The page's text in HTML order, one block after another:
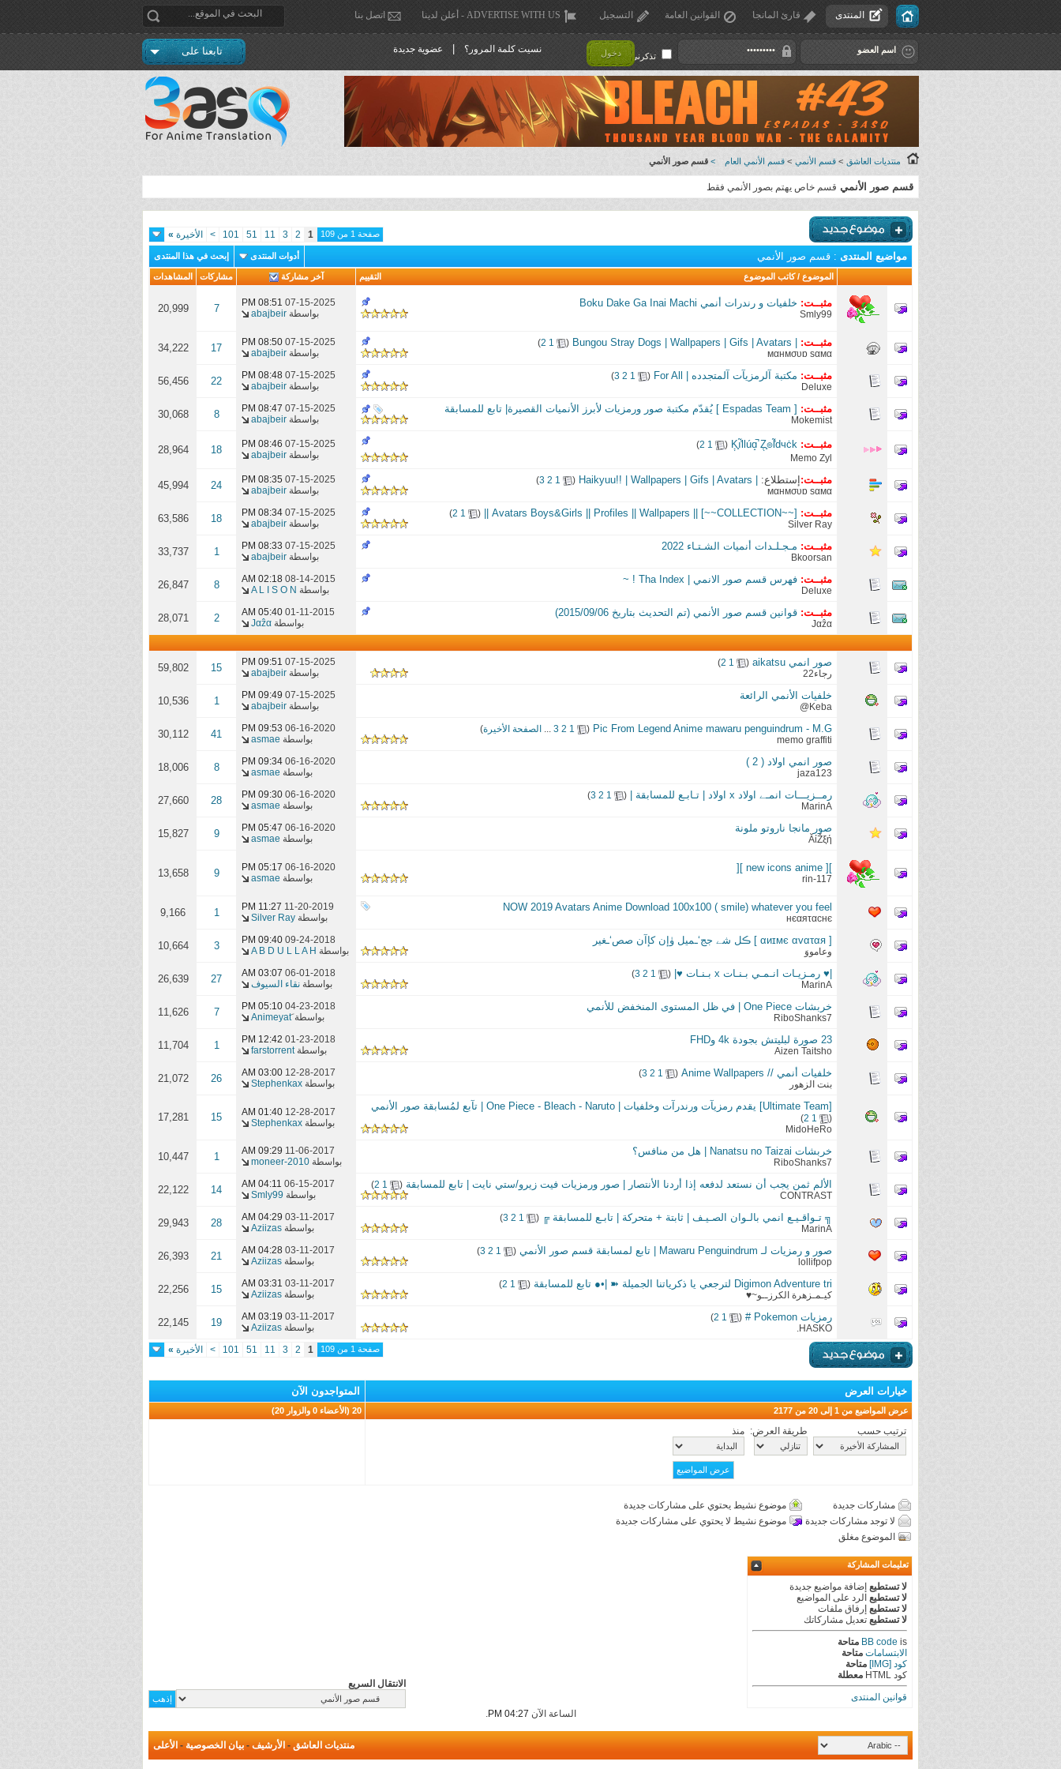
المنتدى قارئ المانجا القوانين العامة التسجيل ADVERTISE WITH US - أعلن لدينا اتصل بنا
تذكرني ! دخول نسيت كلمة المرور؟ عضوية جديدة تابعنا على
منتديات العاشق > قسم الأنمي > قسم الأنمي العام > قسم صور الأنمي
قسم صور الأنمي قسم خاص يهتم بصور الأنمي فقط
صفحة 1 من 109 1
2
3
11
51
101
> الأخيرة »
مواضيع المنتدى : قسم صور الأنمي أدوات المنتدى إبحث في هذا المنتدى
التقييم الموضوع /كاتب الموضوع آخر مشاركة مشاركات المشاهدات
مثبــت: خلفيات و رندرات أنمي Boku Dake Ga Inai Machi
Smly99
07-15-2025
08:51 PM
بواسطة abajbeir
7
20,999
مثبــت: (
1
2
)
мαнмσυɒ sαмα
07-15-2025
08:50 PM
بواسطة abajbeir
17
34,222
مثبــت: مكتبة آلرمزيآت آلمتجدده | For All (
1
2
3
)
Deluxe
07-15-2025
08:48 PM
بواسطة abajbeir
22
56,456
مثبــت: [ Espadas Team ] يُقدّم مكتبة صور ورمزيات لأبرز الأنميات القصيرة| تابع للمسابقة
Mokemist
07-15-2025
08:47 PM
بواسطة abajbeir
8
30,068
مثبــت: Ḳ̣̣̣̥ı̃̾llúɑ̝̚ Ẓ̣̣̣̥๏l̃̾dчċk
(
1
2
)
Memo Zyl
07-15-2025
08:46 PM
بواسطة abajbeir
18
28,964
مثبــت: إستطلاع: (
1
2
3
)
мαнмσυɒ sαмα
07-15-2025
08:35 PM
بواسطة abajbeir
24
45,994
مثبــت: [~~COLLECTION~~] || Avatars Boys&Girls || Profiles || Wallpapers ||
(
1
2
)
Silver Ray
07-15-2025
08:34 PM
بواسطة abajbeir
18
63,586
مثبــت: مـجـلـدات أنميات الشـتـاء 2022
Bkoorsan
07-15-2025
08:33 PM
بواسطة abajbeir
1
33,737
مثبــت: فهرس قسم صور الانمي | Tha Index ! ~
Deluxe
08-14-2015
02:18 AM
بواسطة A L I S O N
8
26,847
مثبــت: قوانين قسم صور الأنمي (تم التحديث بتاريخ 2015/09/06)
Јαẑα
01-11-2015
05:40 AM
بواسطة Јαẑα
2
28,071
صور انمي aikatsu (
1
2
)
رجاء22
07-15-2025
09:51 PM
بواسطة abajbeir
15
59,802
خلفيات الأنمي الرائعة
Keba@
07-15-2025
09:49 PM
بواسطة abajbeir
1
10,536
Pic From Legend Anime mawaru penguindrum - M.G
(
1
2
3
... الصفحة الأخيرة)
memo graffiti
06-16-2020
09:53 PM
بواسطة asmae
41
30,112
صور انمي اولاد ( 2 )
jaza123
06-16-2020
09:34 PM
بواسطة asmae
8
18,006
رمــزيـــات انمـﮯ اولاد x اولاد | تـابـع للمسابقة | (
1
2
3
)
MarinA
06-16-2020
09:30 PM
بواسطة asmae
28
27,660
صور مانجا ناروتو ملونة
ĂίŽξή
06-16-2020
05:47 PM
بواسطة asmae
9
15,827
][ new icons anime ][
rin-117
06-16-2020
05:17 PM
بواسطة asmae
9
13,658
NOW 2019 Avatars Anime Download 100x100 ( smile) whatever you feel
нєαяταcнє
11-20-2019
11:27 PM
بواسطة Silver Ray
1
9,166
[ αиɪмє αvαταя ] ڪل شے جج‘ـميل ۈإن كإآن صص‘ـغير
وعامووَ
09-24-2018
09:40 PM
بواسطة A B D U L L A H
3
10,664
|♥ رمـزيـات انـمـي بـنـات x بـنـات ♥| (
1
2
3
)
MarinA
06-01-2018
03:07 AM
بواسطة نقاء السيوف 27
26,639
خربشات One Piece | في ظل المستوى المنخفض للأنمي
RiboShanks7
04-23-2018
05:10 PM
بواسطة
7
11,626
23 صورة لبليتش بجودة 4k وFHD
Aizen Taitsho
01-23-2018
12:42 PM
بواسطةfarstorrent
1
11,704
خلفيات أنمي // Anime Wallpapers (
1
2
3
)
بنت الزهور
12-28-2017
03:00 AM
بواسطة Stephenkax
26
21,072
[Ultimate Team] يقدم رمزيآت ورندرآت وخلفيات | One Piece - Bleach - Naruto | تآبع لمُسابقة صور الأنمي
(
1
2
)
MidoHeRo
12-28-2017
01:40 AM
بواسطة Stephenkax
15
17,281
خربشات Nanatsu no Taizai | هل من منافس؟
RiboShanks7
11-06-2017
09:29 AM
بواسطة moneer-2010
1
10,447
الألم ثمن يجب أن نستعد لدفعه إذا أردنا الأنتصار | صور ورمزيات فيت زيرو/ستي نايت | تابع للمسابقة (
1
2
)
CONTRAST
06-15-2017
04:11 AM
بواسطة Smly99
14
22,122
╗ تـواقـيـع انمي بالـوان الصـيـف | ثابتة + متحركة | تابـع للمسابقة ╔ (
1
2
3
)
MarinA
03-11-2017
04:29 AM
بواسطة Aziizas
28
29,943
صور و رمزيات لـ Mawaru Penguindrum | تابع لمسابقة قسم صور الأنمي (
1
2
3
)
lollifpop
03-11-2017
04:28 AM
بواسطة Aziizas
21
26,393
Digimon Adventure tri لترجعي يا ذكرياتنا الجميلة ➽ |•● تابع للمسابقة (
1
2
)
كيـمـزهرة الكرزــو~♥
03-11-2017
03:31 AM
بواسطة Aziizas
15
22,256
رمزيات Pokemon # (
1
2
)
HASKO.
03-11-2017
03:19 AM
بواسطة Aziizas
19
22,145
صفحة 1 من 109 1
2
3
11
51
101
> الأخيرة »
خيارات العرض المتواجدون الآن
عرض المواضيع من 1 إلى 20 من 2177 20 (الأعضاء 0 والزوار 20)
ترتيب حسب طريقة العرض: منذ
مشاركات جديدة
موضوع نشيط يحتوي على مشاركات جديدة
لا توجد مشاركات جديدة
موضوع نشيط لا يحتوي على مشاركات جديدة
الموضوع مغلق
تعليمات المشاركة
لا تستطيع إضافة مواضيع جديدة
لا تستطيع الرد على المواضيع
لا تستطيع إرفاق ملفات
لا تستطيع تعديل مشاركاتك
BB code is
متاحة
الابتسامات متاحة
كود [IMG]
متاحة
كود HTML
معطلة
قوانين المنتدى
الانتقال السريع
الساعة الآن 04:27 PM
.
منتديات العاشق - الأرشيف - بيان الخصوصية - الأعلى